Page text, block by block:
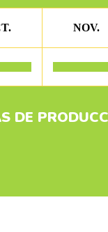
NOV.
DE